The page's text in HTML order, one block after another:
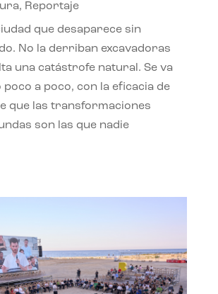
, Reportaje
que desaparece sin
No la derriban excavadoras
una catástrofe natural. Se va
a poco, con la eficacia de
que las transformaciones
son las que nadie